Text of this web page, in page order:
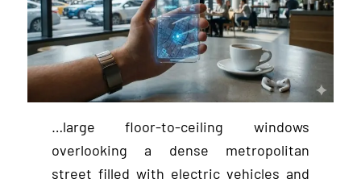
…large floor-to-ceiling windows
overlooking a dense metropolitan
street filled with electric vehicles and